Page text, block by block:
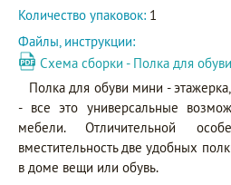
Количество упаковок: 1
Файлы, инструкции:
Схема сборки - Полка для
Полка для обуви мини -
- все это универсальные
мебели. Отличительной
вместительность две удобных
в доме вещи или обувь.